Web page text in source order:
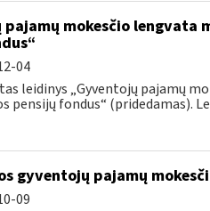
mokesčio
04
leidinys „Gyventojų pajamų
pensijų fondus“ (pridedamas).
gyventojų pajamų
09